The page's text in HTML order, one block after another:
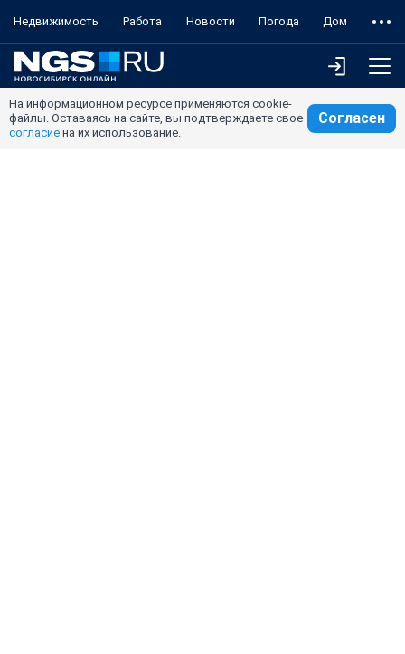
Недвижимость Работа Новости Погода Дом
На информационном ресурсе применяются cookie-
файлы. Оставаясь на сайте, вы подтверждаете свое
согласие на их использование.
Согласен